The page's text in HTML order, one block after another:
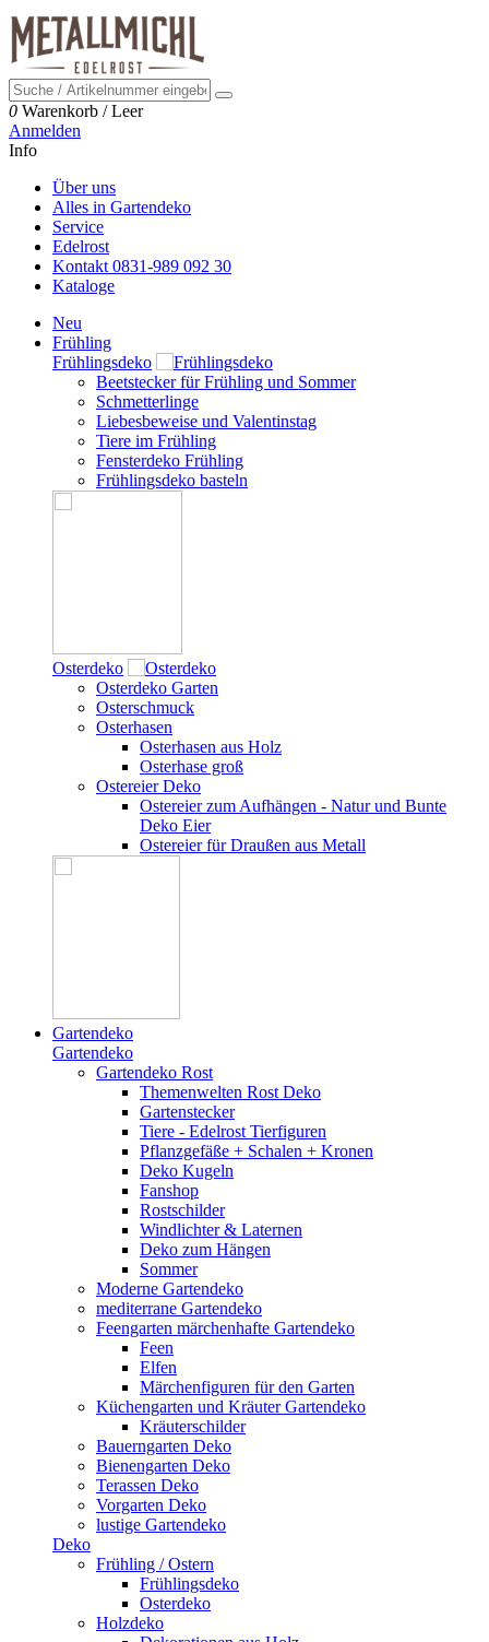
0 Warenkorb /Leer
Anmelden
Info
Über uns
Alles in Gartendeko
Service
Edelrost
Kontakt 0831-989 092 30
Kataloge
Neu
Frühling
Frühlingsdeko
Beetstecker für Frühling und Sommer
Schmetterlinge
Liebesbeweise und Valentinstag
Tiere im Frühling
Fensterdeko Frühling
Frühlingsdeko basteln
Osterdeko
Osterdeko Garten
Osterschmuck
Osterhasen
Osterhasen aus Holz
Osterhase groß
Ostereier Deko
Ostereier zum Aufhängen - Natur und Bunte
Deko Eier
Ostereier für Draußen aus Metall
Gartendeko
Gartendeko
Gartendeko Rost
Themenwelten Rost Deko
Gartenstecker
Tiere - Edelrost Tierfiguren
Pflanzgefäße + Schalen + Kronen
Deko Kugeln
Fanshop
Rostschilder
Windlichter & Laternen
Deko zum Hängen
Sommer
Moderne Gartendeko
mediterrane Gartendeko
Feengarten märchenhafte Gartendeko
Feen
Elfen
Märchenfiguren für den Garten
Küchengarten und Kräuter Gartendeko
Kräuterschilder
Bauerngarten Deko
Bienengarten Deko
Terassen Deko
Vorgarten Deko
lustige Gartendeko
Deko
Frühling / Ostern
Frühlingsdeko
Osterdeko
Holzdeko